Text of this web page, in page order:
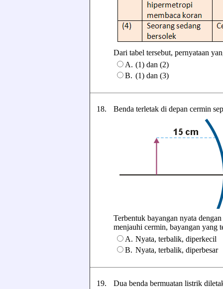
Dari tabel tersebut, pernyataan
A. (1) dan (2)
B. (1) dan (3)
18. Benda terletak di depan cermin
Terbentuk bayangan nyata
menjauhi cermin, bayangan yang
A. Nyata, terbalik, diperkecil
B. Nyata, terbalik, diperbesar
19. Dua benda bermuatan listrik